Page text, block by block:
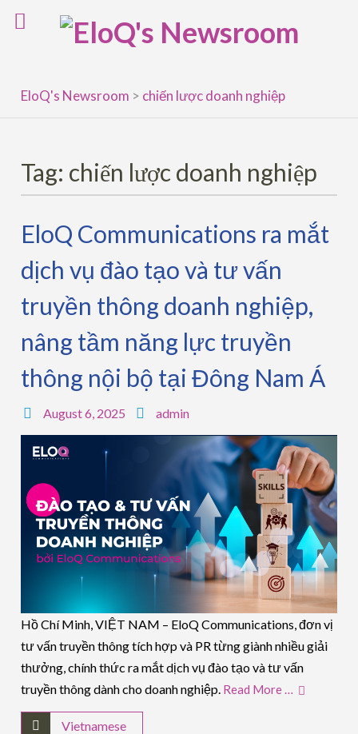
EloQ's Newsroom > chiến lược doanh nghiệp
Tag: chiến lược doanh nghiệp
EloQ Communications ra mắt
dịch vụ đào tạo và tư vấn
truyền thông doanh nghiệp,
nâng tầm năng lực truyền
thông nội bộ tại Đông Nam Á
August 6, 2025 admin
Hồ Chí Minh, VIỆT NAM – EloQ Communications, đơn vị
tư vấn truyền thông tích hợp và PR từng giành nhiều giải
thưởng, chính thức ra mắt dịch vụ đào tạo và tư vấn
truyền thông dành cho doanh nghiệp. Read More …
Vietnamese